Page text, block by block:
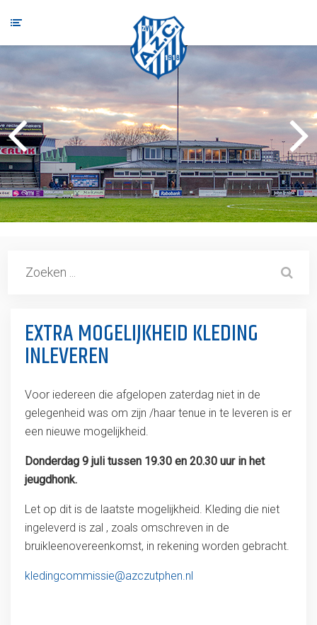
EXTRA MOGELIJKHEID KLEDING
INLEVEREN
Voor iedereen die afgelopen zaterdag niet in de
gelegenheid was om zijn /haar tenue in te leveren is er
een nieuwe mogelijkheid.
Donderdag 9 juli tussen 19.30 en 20.30 uur in het
jeugdhonk.
Let op dit is de laatste mogelijkheid. Kleding die niet
ingeleverd is zal , zoals omschreven in de
bruikleenovereenkomst, in rekening worden gebracht.
kledingcommissie@azczutphen.nl